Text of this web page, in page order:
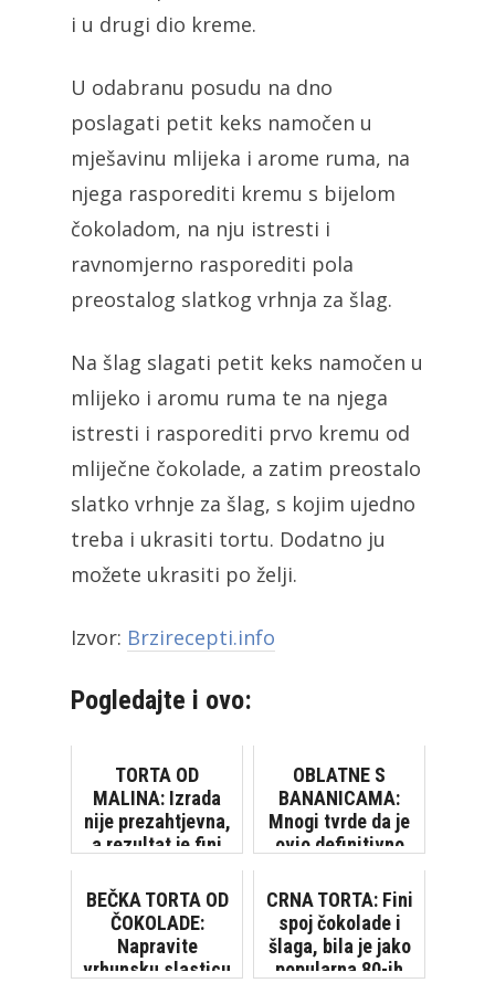
i u drugi dio kreme.
U odabranu posudu na dno
poslagati petit keks namočen u
mješavinu mlijeka i arome ruma, na
njega rasporediti kremu s bijelom
čokoladom, na nju istresti i
ravnomjerno rasporediti pola
preostalog slatkog vrhnja za šlag.
Na šlag slagati petit keks namočen u
mlijeko i aromu ruma te na njega
istresti i rasporediti prvo kremu od
mliječne čokolade, a zatim preostalo
slatko vrhnje za šlag, s kojim ujedno
treba i ukrasiti tortu. Dodatno ju
možete ukrasiti po želji.
Izvor: Brzirecepti.info
Pogledajte i ovo:
TORTA OD
MALINA: Izrada
nije prezahtjevna,
a rezultat je fini
kolač
OBLATNE S
BANANICAMA:
Mnogi tvrde da je
ovio definitivno
kolač s oblatnama
BEČKA TORTA OD
ČOKOLADE:
Napravite
vrhunsku slasticu
CRNA TORTA: Fini
spoj čokolade i
šlaga, bila je jako
popularna 80-ih